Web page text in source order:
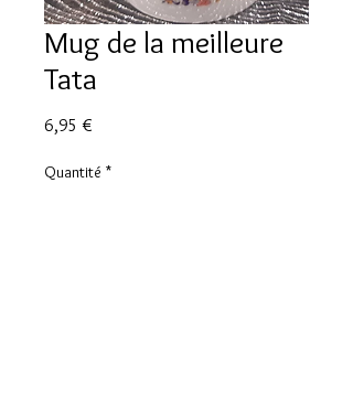
Mug de la meilleure
Tata
6,95 €
Quantité *